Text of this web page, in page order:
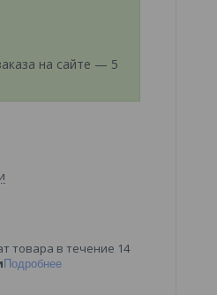
на сайте — 5
товара в течение 14
Подробнее